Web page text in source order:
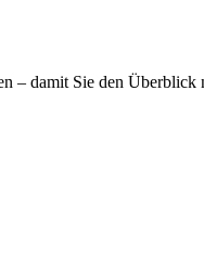
– damit Sie den Überblick